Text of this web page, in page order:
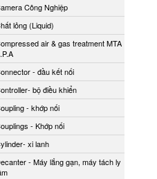
Công Nghiệp
lỏng (Liquid)
air & gas treatment MTA
- đầu kết nối
bộ điều khiển
- khớp nối
- Khớp nối
xi lanh
- Máy lắng gạn, máy tách ly